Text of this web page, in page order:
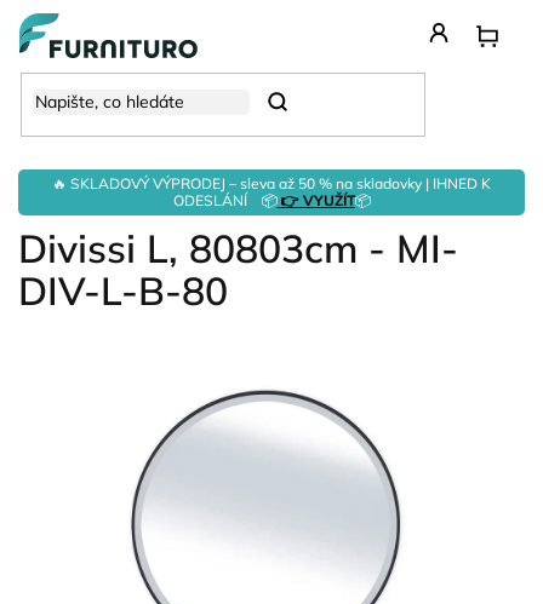
Přejít
obsah
🔥 SKLADOVÝ VÝPRODEJ – sleva až 50 % na skladovky | IHNED K
ODESLÁNÍ 📦👉 VYUŽÍT📦
Hledat
Divissi L, 80803cm - MI-
DIV-L-B-80